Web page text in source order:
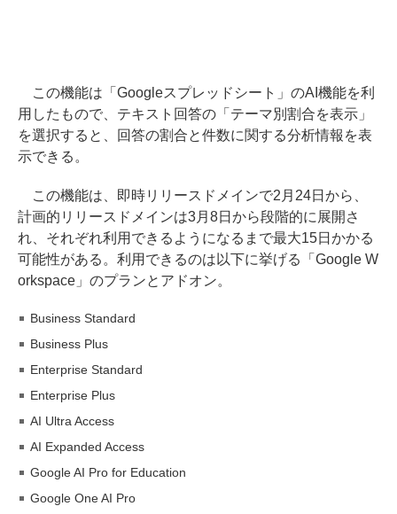
この機能は「Googleスプレッドシート」のAI機能を利
用したもので、テキスト回答の「テーマ別割合を表示」
を選択すると、回答の割合と件数に関する分析情報を表
示できる。
この機能は、即時リリースドメインで2月24日から、
計画的リリースドメインは3月8日から段階的に展開さ
れ、それぞれ利用できるようになるまで最大15日かかる
可能性がある。利用できるのは以下に挙げる「Google W
orkspace」のプランとアドオン。
Business Standard
Business Plus
Enterprise Standard
Enterprise Plus
AI Ultra Access
AI Expanded Access
Google AI Pro for Education
Google One AI Pro